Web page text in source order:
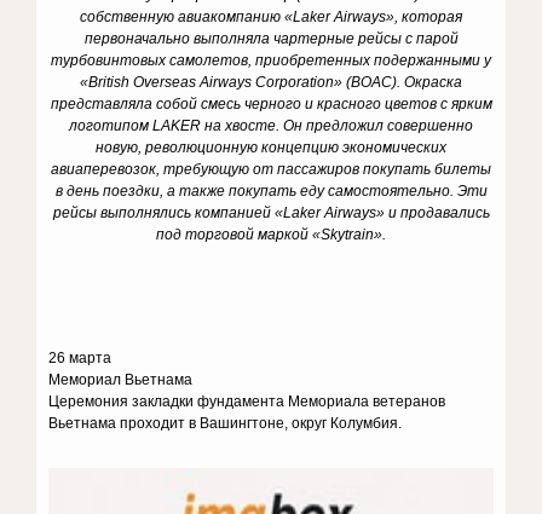
собственную авиакомпанию «LakerAirways», которая
первоначально выполняла чартерные рейсы с парой
турбовинтовых самолетов, приобретенных подержанными у
«British OverseasAirways Corporation» (BOAC). Окраска
представляла собой смесь черного и красного цветов с ярким
логотипом LAKER на хвосте. Он предложил совершенно
новую, революционную концепцию экономических
авиаперевозок, требующую от пассажиров покупать билеты
в день поездки, а также покупать еду самостоятельно. Эти
рейсы выполнялись компанией «LakerAirways» и продавались
под торговой маркой «Skytrain».
26 марта
Мемориал Вьетнама
Церемония закладки фундамента Мемориала ветеранов
Вьетнама проходит в Вашингтоне, округ Колумбия.